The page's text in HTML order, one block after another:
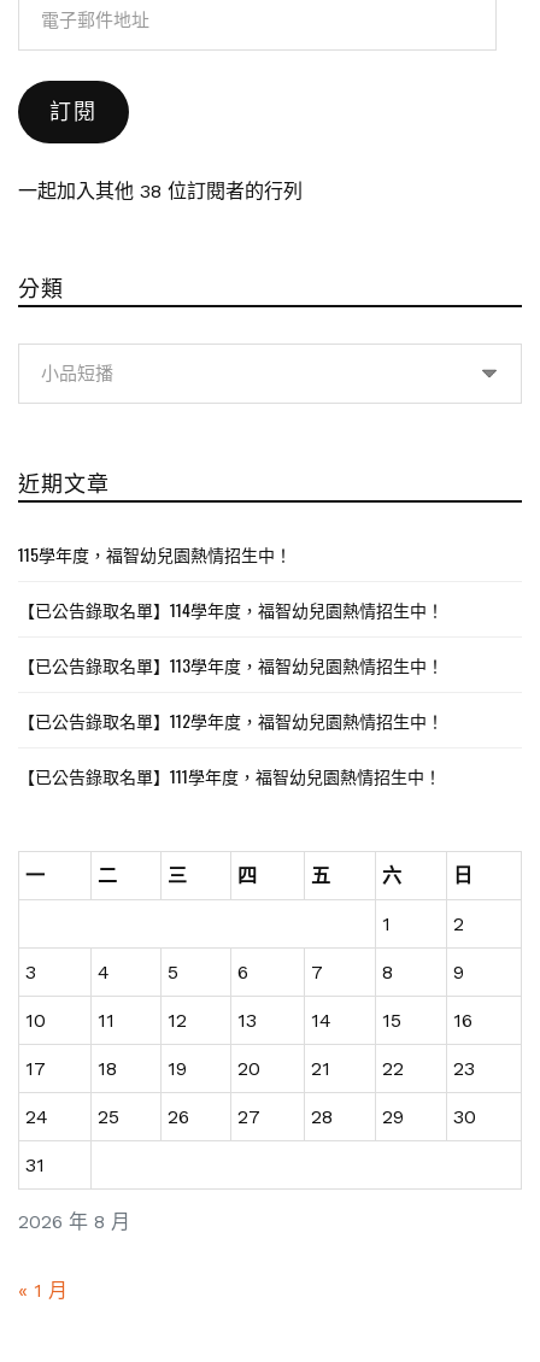
件
地
訂閱
一起加入其他 38 位訂閱者的行列
分類
近期文章
115學年度，福智幼兒園熱情招生中！
【已公告錄取名單】114學年度，福智幼兒園熱情招生中！
【已公告錄取名單】113學年度，福智幼兒園熱情招生中！
【已公告錄取名單】112學年度，福智幼兒園熱情招生中！
【已公告錄取名單】111學年度，福智幼兒園熱情招生中！
2026 年 8 月
一 二 三 四 五 六 日
1 2
3 4 5 6 7 8 9
10 11 12 13 14 15 16
17 18 19 20 21 22 23
24 25 26 27 28 29 30
31
« 1 月